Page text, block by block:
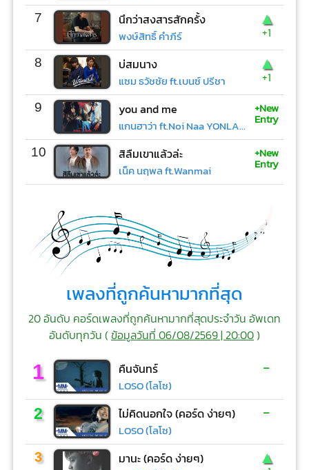
7 นึกว่าสงสารสักครั้ง
พงษ์สิทธิ์ คำภีร์
▲
+1
8 บ่สมนาง
แซม ธวัชชัย ft.เบนซ์ ปรีชา
▲
+1
9 you and me
แกนฮาว่า ft.Noi Naa YONLAPA
+New
Entry
10 สิลืมเขาแล้วล่ะ
เน็ค นฤพล ft.Wanmai
+New
Entry
เพลงที่ถูกค้นหามากที่สุด
20 อันดับ คอร์ดเพลงที่ถูกค้นหามากที่สุดประจำวัน อัพเดท
อันดับทุกวัน (ข้อมูลวันที่ 06/08/2569 | 20:00)
1 คืนจันทร์
LOSO (โลโซ)
-
2 ไม่คิดนอกใจ (คอร์ด ง่ายๆ)
LOSO (โลโซ)
-
3 มานะ (คอร์ด ง่ายๆ) ▲